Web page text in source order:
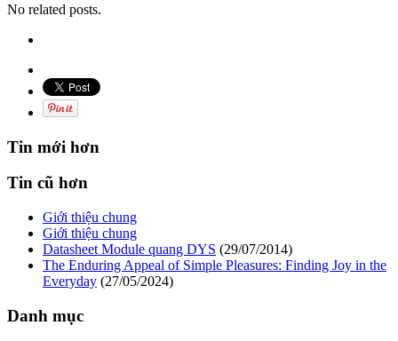
No related posts.
Tin mới hơn
Tin cũ hơn
Giới thiệu chung
Giới thiệu chung
Datasheet Module quang DYS (29/07/2014)
The Enduring Appeal of Simple Pleasures: Finding Joy in the
Everyday (27/05/2024)
Danh mục